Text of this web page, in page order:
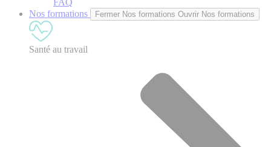
FAQ
Nos formations
Fermer Nos formations Ouvrir Nos formations
Santé au travail